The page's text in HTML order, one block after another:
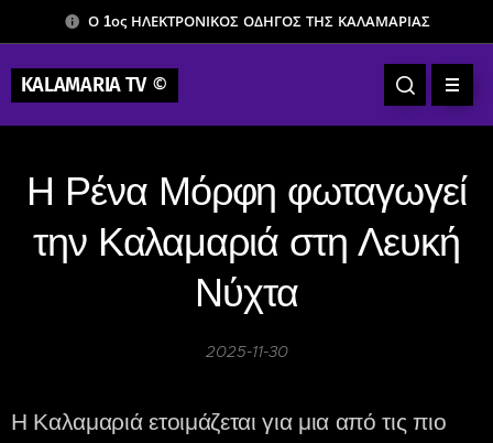
Ο 1ος ΗΛΕΚΤΡΟΝΙΚΟΣ ΟΔΗΓΟΣ ΤΗΣ ΚΑΛΑΜΑΡΙΑΣ
KALAMARIA TV©
Η Ρένα Μόρφη φωταγωγεί
την Καλαμαριά στη Λευκή
Νύχτα
2025-11-30
Η Καλαμαριά ετοιμάζεται για μια από τις πιο